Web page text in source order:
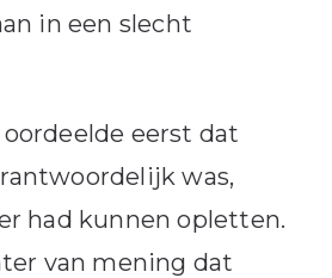
in een slecht
eerst dat
was,
had kunnen opletten.
van mening dat